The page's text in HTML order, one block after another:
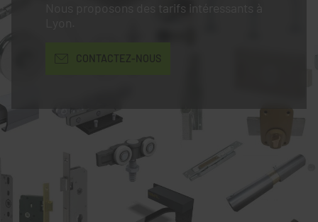
Nous proposons des tarifs intéressants à
CONTACTEZ-NOUS